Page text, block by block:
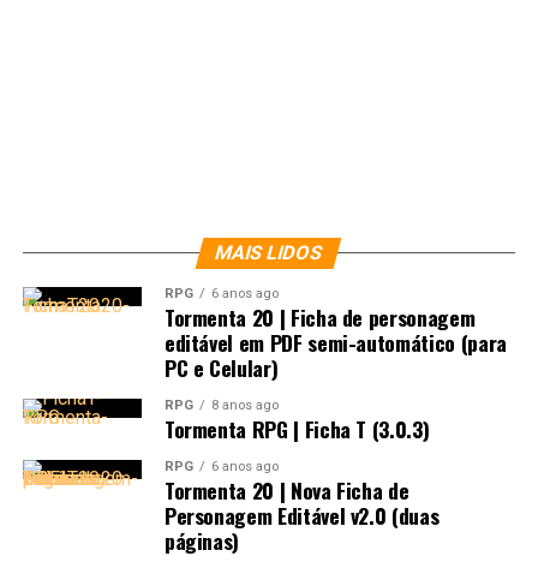
Ver essa foto no Instagram
Confira o novo pôster de ‘Star Wars: A Ascensão
MAIS LIDOS
RPG 6 anos ago
Tormenta 20 | Ficha de personagem
editável em PDF semi-automático (para
PC e Celular)
RPG 8 anos ago
Tormenta RPG | Ficha T (3.0.3)
RPG 6 anos ago
Tormenta 20 | Nova Ficha de
Personagem Editável v2.0 (duas
páginas)